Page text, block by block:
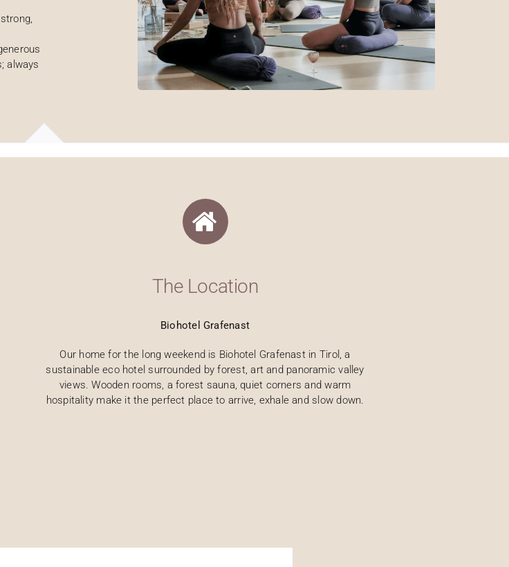
always
The Location
Biohotel Grafenast
Our home for the long weekend is Biohotel Grafenast in Tirol, a
sustainable eco hotel surrounded by forest, art and panoramic valley
views. Wooden rooms, a forest sauna, quiet corners and warm
hospitality make it the perfect place to arrive, exhale and slow down.